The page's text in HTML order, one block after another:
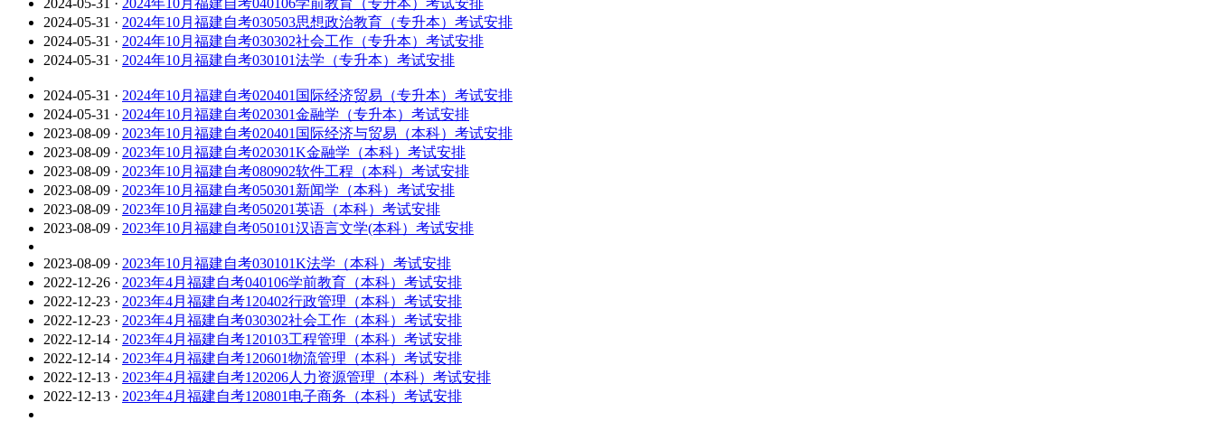
2024-05-31 · 2024年10月福建自考030503思想政治教育（专升本）考试安排
2024-05-31 · 2024年10月福建自考030302社会工作（专升本）考试安排
2024-05-31 · 2024年10月福建自考030101法学（专升本）考试安排
2024-05-31 · 2024年10月福建自考020401国际经济贸易（专升本）考试安排
2024-05-31 · 2024年10月福建自考020301金融学（专升本）考试安排
2023-08-09 · 2023年10月福建自考020401国际经济与贸易（本科）考试安排
2023-08-09 · 2023年10月福建自考020301K金融学（本科）考试安排
2023-08-09 · 2023年10月福建自考080902软件工程（本科）考试安排
2023-08-09 · 2023年10月福建自考050301新闻学（本科）考试安排
2023-08-09 · 2023年10月福建自考050201英语（本科）考试安排
2023-08-09 · 2023年10月福建自考050101汉语言文学(本科）考试安排
2023-08-09 · 2023年10月福建自考030101K法学（本科）考试安排
2022-12-26 · 2023年4月福建自考040106学前教育（本科）考试安排
2022-12-23 · 2023年4月福建自考120402行政管理（本科）考试安排
2022-12-23 · 2023年4月福建自考030302社会工作（本科）考试安排
2022-12-14 · 2023年4月福建自考120103工程管理（本科）考试安排
2022-12-14 · 2023年4月福建自考120601物流管理（本科）考试安排
2022-12-13 · 2023年4月福建自考120206人力资源管理（本科）考试安排
2022-12-13 · 2023年4月福建自考120801电子商务（本科）考试安排